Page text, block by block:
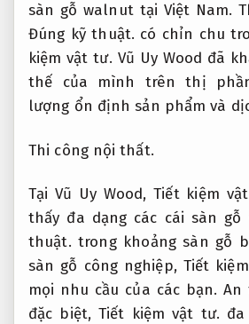
sàn gỗ walnut tại Việt Nam.
Đúng kỹ thuật. có chỉn chu
kiệm vật tư. Vũ Uy Wood đã
thế của mình trên thị
lượng ổn định sản phẩm và
Thi công nội thất.
Tại Vũ Uy Wood,Tiết kiệm
thấy đa dạng các cái sàn
thuật. trong khoảng sàn gỗ
sàn gỗ công nghiệp, Tiết
mọi nhu cầu của các bạn. An
đặc biệt,Tiết kiệm vật tư.